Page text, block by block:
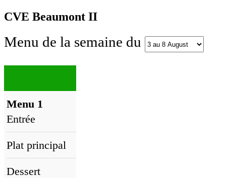
CVE Beaumont II
Menu de la semaine du
Menu 1
Entrée
Plat principal
Dessert